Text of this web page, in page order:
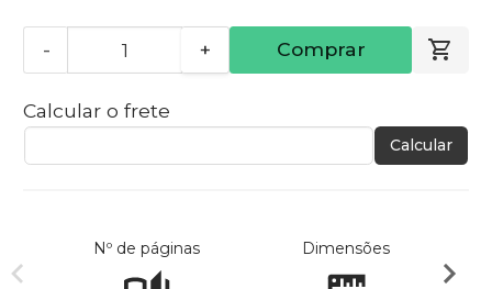
- + Comprar
Calcular o frete
Calcular
Nº de páginas Dimensões